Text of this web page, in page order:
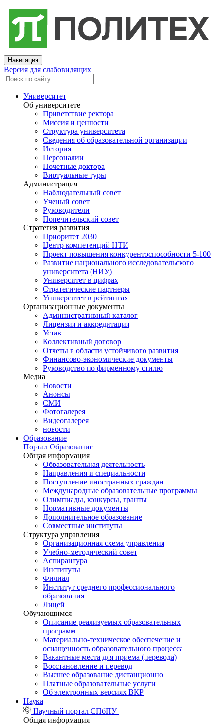
Навигация
Версия для слабовидящих
Университет
Об университете
Приветствие ректора
Миссия и ценности
Структура университета
Сведения об образовательной организации
История
Персоналии
Почетные доктора
Виртуальные туры
Администрация
Наблюдательный совет
Ученый совет
Руководители
Попечительский совет
Стратегия развития
Приоритет 2030
Центр компетенций НТИ
Проект повышения конкурентоспособности 5-100
Развитие национального исследовательского
университета (НИУ)
Университет в цифрах
Стратегические партнеры
Университет в рейтингах
Организационные документы
Административный каталог
Лицензия и аккредитация
Устав
Коллективный договор
Отчеты в области устойчивого развития
Финансово-экономические документы
Руководство по фирменному стилю
Медиа
Новости
Анонсы
СМИ
Фотогалерея
Видеогалерея
новости
Образование
Портал Образование
Общая информация
Образовательная деятельность
Направления и специальности
Поступление иностранных граждан
Международные образовательные программы
Олимпиады, конкурсы, гранты
Нормативные документы
Дополнительное образование
Совместные институты
Структура управления
Организационная схема управления
Учебно-методический совет
Аспирантура
Институты
Филиал
Институт среднего профессионального
образования
Лицей
Обучающимся
Описание реализуемых образовательных
программ
Материально-техническое обеспечение и
оснащенность образовательного процесса
Вакантные места для приема (перевода)
Восстановление и перевод
Высшее образование дистанционно
Платные образовательные услуги
Об электронных версиях ВКР
Наука
Научный портал СПбПУ
Общая информация